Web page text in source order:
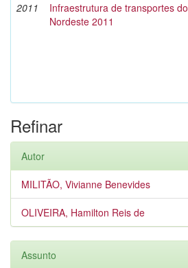
2011
Infraestrutura de transportes do
Nordeste 2011
Refinar
Autor
MILITÃO, Vivianne Benevides
OLIVEIRA, Hamilton Reis de
Assunto